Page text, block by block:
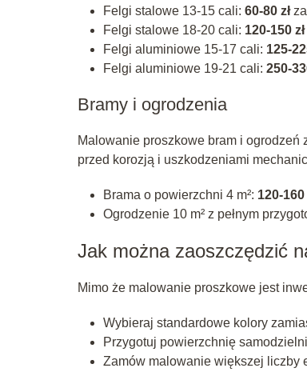
Felgi stalowe 13-15 cali: 60-80 złza
Felgi stalowe 18-20 cali: 120-150 zł
Felgi aluminiowe 15-17 cali: 125-
Felgi aluminiowe 19-21 cali: 250-
Bramy i ogrodzenia
Malowanie proszkowe bram i
przed korozją i uszkodzeniami
Brama o powierzchni 4 m²: 120-160
Ogrodzenie 10 m² z pełnym
Jak można zaoszczędzić
Mimo że malowanie proszkowe jest
Wybieraj standardowe kolory
Przygotuj powierzchnię
Zamów malowanie większej liczby